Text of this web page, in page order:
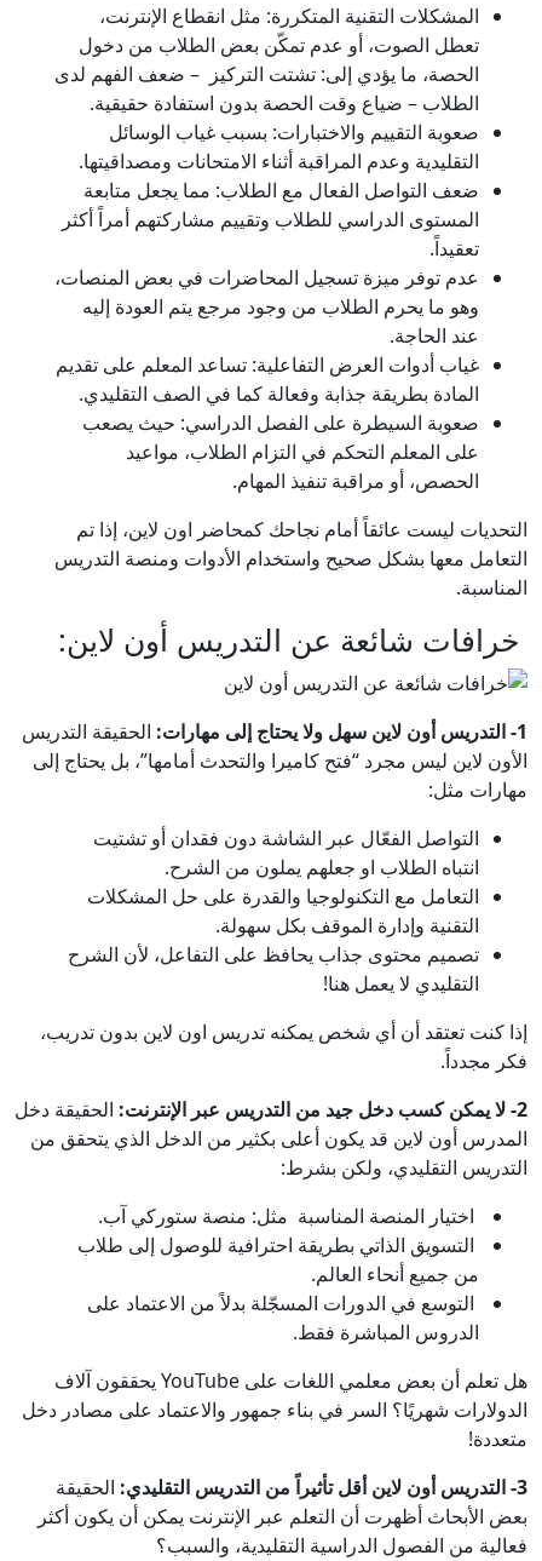
المشكلات التقنية المتكررة: مثل انقطاع الإنترنت،
تعطل الصوت، أو عدم تمكّن بعض الطلاب من دخول
الحصة، ما يؤدي إلى: تشتت التركيز – ضعف الفهم لدى
الطلاب – ضياع وقت الحصة بدون استفادة حقيقية.
صعوبة التقييم والاختبارات: بسبب غياب الوسائل
التقليدية وعدم المراقبة أثناء الامتحانات ومصداقيتها.
ضعف التواصل الفعال مع الطلاب: مما يجعل متابعة
المستوى الدراسي للطلاب وتقييم مشاركتهم أمراً أكثر
تعقيداً.
عدم توفر ميزة تسجيل المحاضرات في بعض المنصات،
وهو ما يحرم الطلاب من وجود مرجع يتم العودة إليه
عند الحاجة.
غياب أدوات العرض التفاعلية: تساعد المعلم على تقديم
المادة بطريقة جذابة وفعالة كما في الصف التقليدي.
صعوبة السيطرة على الفصل الدراسي: حيث يصعب
على المعلم التحكم في التزام الطلاب، مواعيد
الحصص، أو مراقبة تنفيذ المهام.
التحديات ليست عائقاً أمام نجاحك كمحاضر اون لاين، إذا تم
التعامل معها بشكل صحيح واستخدام الأدوات ومنصة التدريس
المناسبة.
خرافات شائعة عن التدريس أون لاين:
1- التدريس أون لاين سهل ولا يحتاج إلى مهارات:
الحقيقة التدريس
الأون لاين ليس مجرد “فتح كاميرا والتحدث أمامها”، بل يحتاج إلى
مهارات مثل:
التواصل الفعّال عبر الشاشة دون فقدان أو تشتيت
انتباه الطلاب او جعلهم يملون من الشرح.
التعامل مع التكنولوجيا والقدرة على حل المشكلات
التقنية وإدارة الموقف بكل سهولة.
تصميم محتوى جذاب يحافظ على التفاعل، لأن الشرح
التقليدي لا يعمل هنا!
إذا كنت تعتقد أن أي شخص يمكنه تدريس اون لاين بدون تدريب،
فكر مجدداً.
2- لا يمكن كسب دخل جيد من التدريس عبر الإنترنت:
الحقيقة دخل
المدرس أون لاين قد يكون أعلى بكثير من الدخل الذي يتحقق من
التدريس التقليدي، ولكن بشرط:
اختيار المنصة المناسبة مثل: منصة ستوركي آب.
التسويق الذاتي بطريقة احترافية للوصول إلى طلاب
من جميع أنحاء العالم.
التوسع في الدورات المسجّلة بدلاً من الاعتماد على
الدروس المباشرة فقط.
هل تعلم أن بعض معلمي اللغات على YouTube يحققون آلاف
الدولارات شهريًا؟ السر في بناء جمهور والاعتماد على مصادر دخل
متعددة!
3- التدريس أون لاين أقل تأثيراً من التدريس التقليدي:
الحقيقة
بعض الأبحاث أظهرت أن التعلم عبر الإنترنت يمكن أن يكون أكثر
فعالية من الفصول الدراسية التقليدية، والسبب؟